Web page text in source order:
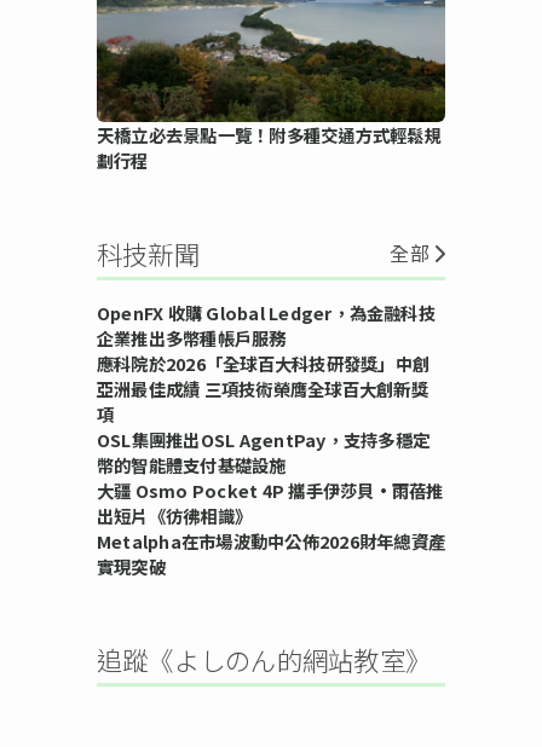
天橋立必去景點一覽！附多種交通方式輕鬆規
劃行程
科技新聞 全部
OpenFX 收購 Global Ledger，為金融科技
企業推出多幣種帳戶服務
應科院於2026「全球百大科技研發獎」中創
亞洲最佳成績 三項技術榮膺全球百大創新獎
項
OSL集團推出OSL AgentPay，支持多穩定
幣的智能體支付基礎設施
大疆 Osmo Pocket 4P 攜手伊莎貝•雨蓓推
出短片《彷彿相識》
Metalpha在市場波動中公佈2026財年總資產
實現突破
追蹤《よしのん的網站教室》